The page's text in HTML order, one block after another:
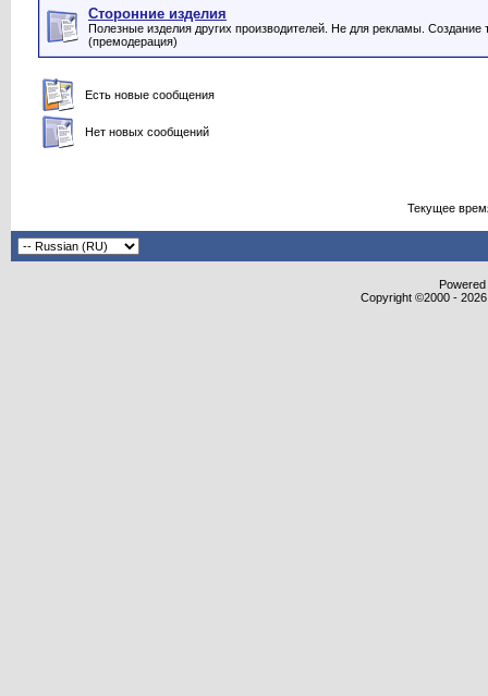
Сторонние изделия
Полезные изделия других производителей. Не для рекламы. Создание
(премодерация)
Есть новые сообщения
Нет новых сообщений
Текущее
Copyright ©2000 -